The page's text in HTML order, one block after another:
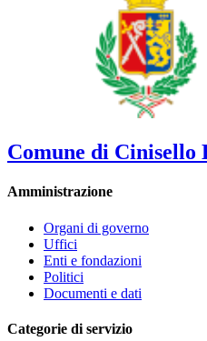
Comune di Cinisello
Amministrazione
Organi di governo
Uffici
Enti e fondazioni
Politici
Documenti e dati
Categorie di servizio